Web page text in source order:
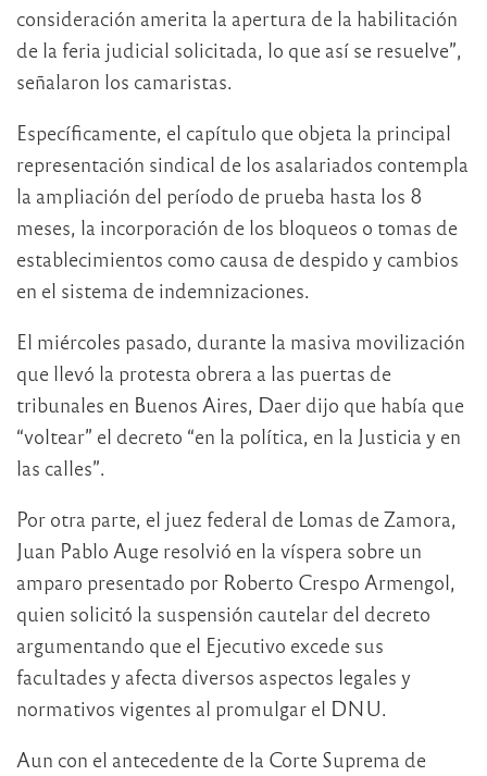
consideración amerita la apertura de la habilitación
de la feria judicial solicitada, lo que así se resuelve”,
señalaron los camaristas.
Específicamente, el capítulo que objeta la principal
representación sindical de los asalariados contempla
la ampliación del período de prueba hasta los 8
meses, la incorporación de los bloqueos o tomas de
establecimientos como causa de despido y cambios
en el sistema de indemnizaciones.
El miércoles pasado, durante la masiva movilización
que llevó la protesta obrera a las puertas de
tribunales en Buenos Aires, Daer dijo que había que
“voltear” el decreto “en la política, en la Justicia y en
las calles”.
Por otra parte, el juez federal de Lomas de Zamora,
Juan Pablo Auge resolvió en la víspera sobre un
amparo presentado por Roberto Crespo Armengol,
quien solicitó la suspensión cautelar del decreto
argumentando que el Ejecutivo excede sus
facultades y afecta diversos aspectos legales y
normativos vigentes al promulgar el DNU.
Aun con el antecedente de la Corte Suprema de